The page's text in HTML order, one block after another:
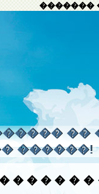
�������
��
������!
� � � � � �